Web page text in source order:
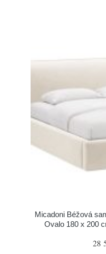
Micadoni Béžová
Ovalo 180 x 200
28